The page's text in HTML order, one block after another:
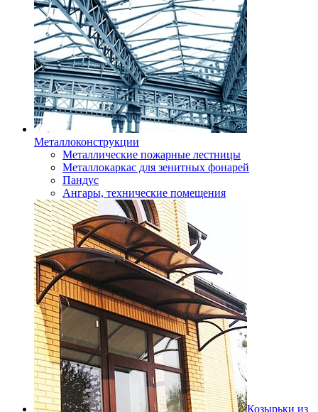
Металлоконструкции
Металлические пожарные лестницы
Металлокаркас для зенитных фонарей
Пандус
Ангары, технические помещения
Козырьки из